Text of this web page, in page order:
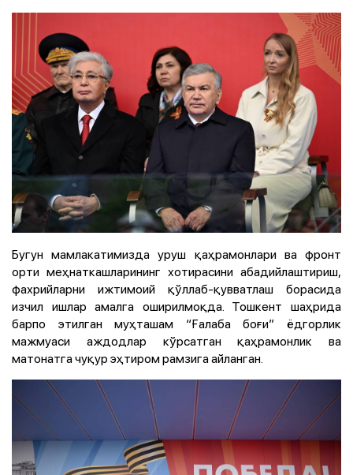
Бугун мамлакатимизда уруш қаҳрамонлари ва фронт
орти меҳнаткашларининг хотирасини абадийлаштириш,
фахрийларни ижтимоий қўллаб-қувватлаш борасида
изчил ишлар амалга оширилмоқда. Тошкент шаҳрида
барпо этилган муҳташам “Ғалаба боғи” ёдгорлик
мажмуаси аждодлар кўрсатган қаҳрамонлик ва
матонатга чуқур эҳтиром рамзига айланган.